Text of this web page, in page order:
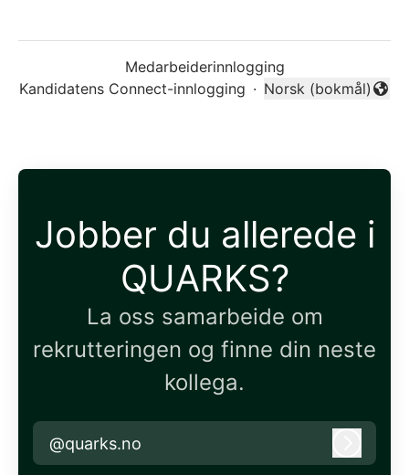
Medarbeiderinnlogging
Kandidatens Connect-innlogging ·
Endre språk
Norsk (bokmål)
Jobber du allerede i
QUARKS?
La oss samarbeide om
rekrutteringen og finne din neste
kollega.
@quarks.no